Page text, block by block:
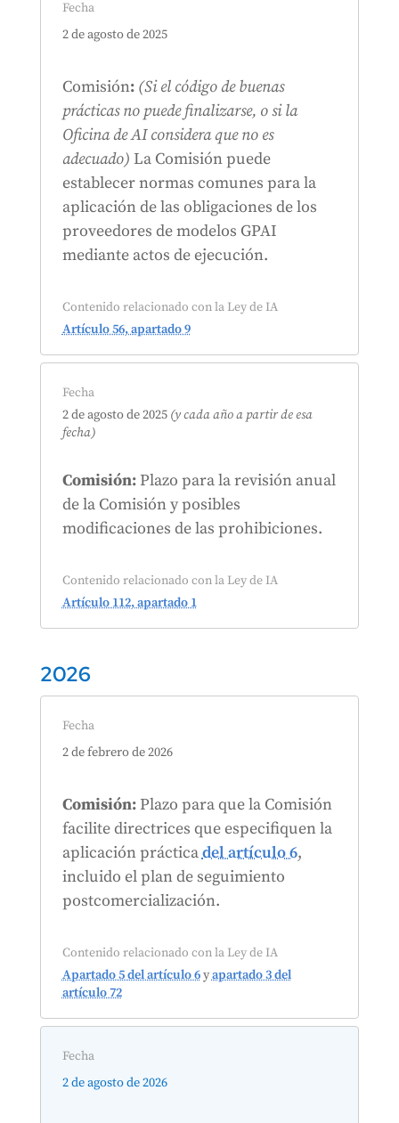
Fecha
2 de agosto de 2025
Comisión: (Si el código de buenas
prácticas no puede finalizarse, o si la
Oficina de AI considera que no es
adecuado) La Comisión puede
establecer normas comunes para la
aplicación de las obligaciones de los
proveedores de modelos GPAI
mediante actos de ejecución.
Contenido relacionado con la Ley de IA
Artículo 56, apartado 9
Fecha
2 de agosto de 2025 (y cada año a partir de esa
fecha)
Comisión:Plazo para la revisión anual
de la Comisión y posibles
modificaciones de las prohibiciones.
Contenido relacionado con la Ley de IA
Artículo 112, apartado 1
2026
Fecha
2 de febrero de 2026
Comisión:Plazo para que la Comisión
facilite directrices que especifiquen la
aplicación prácticadel artículo 6,
incluido el plan de seguimiento
postcomercialización.
Contenido relacionado con la Ley de IA
Apartado 5 del artículo 6yapartado 3 del
artículo 72
Fecha
2 de agosto de 2026